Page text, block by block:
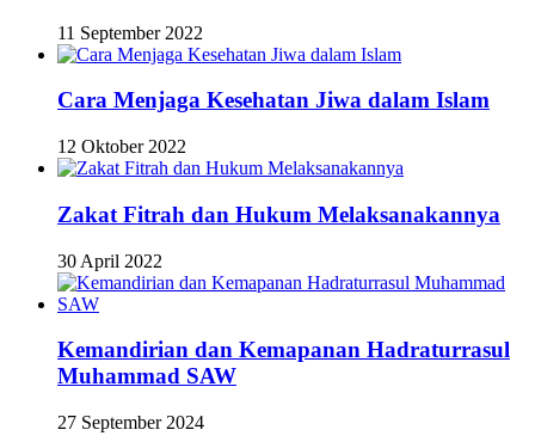
11 September 2022
Cara Menjaga Kesehatan Jiwa dalam Islam
12 Oktober 2022
Zakat Fitrah dan Hukum Melaksanakannya
30 April 2022
Kemandirian dan Kemapanan Hadraturrasul
Muhammad SAW
27 September 2024